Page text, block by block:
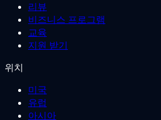
리뷰
비즈니스 프로그램
교육
지원 받기
위치
미국
유럽
아시아